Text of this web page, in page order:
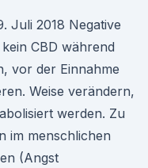
Juli 2018 Negative
CBD während
vor der Einnahme
Weise verändern,
werden. Zu
im menschlichen
(Angst